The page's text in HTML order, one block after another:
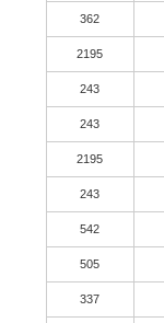
362
2195
243
243
2195
243
542
505
337